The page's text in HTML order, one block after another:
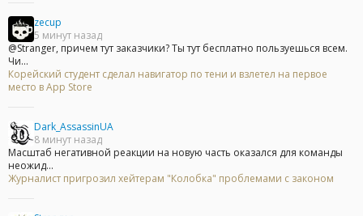
zecup
5 минут назад
@Stranger, причем тут заказчики? Ты тут бесплатно пользуешься всем.
Чи...
Корейский студент сделал навигатор по тени и взлетел на первое
место в App Store
Dark_AssassinUA
8 минут назад
Масштаб негативной реакции на новую часть оказался для команды
неожид...
Журналист пригрозил хейтерам "Колобка" проблемами с законом